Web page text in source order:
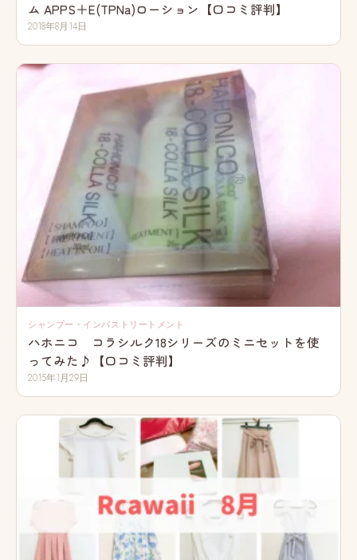
ム APPS＋E(TPNa)ローション【口コミ評判】
2018年8月14日
シャンプー・インバストリートメント
ハホニコ コラシルク18シリーズのミニセットを使
ってみた♪【口コミ評判】
2015年1月29日